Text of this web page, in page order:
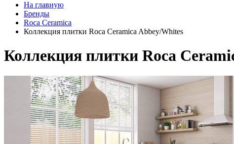
На главную
Бренды
Roca Ceramica
Коллекция плитки Roca Ceramica Abbey/Whites
Коллекция плитки Roca